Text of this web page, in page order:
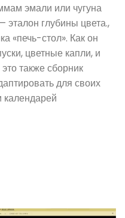
эмали или чугуна
глубины цвета.,
«печь-стол». Как он
цветные капли, и
также сборник
для своих
календарей